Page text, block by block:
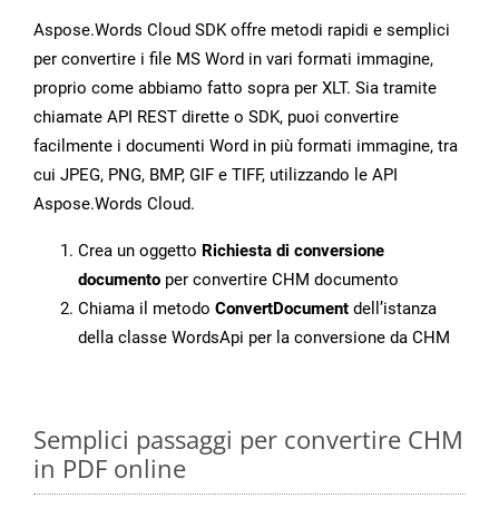
Aspose.Words Cloud SDK offre metodi rapidi e semplici
per convertire i file MS Word in vari formati immagine,
proprio come abbiamo fatto sopra per XLT. Sia tramite
chiamate API REST dirette o SDK, puoi convertire
facilmente i documenti Word in più formati immagine, tra
cui JPEG, PNG, BMP, GIF e TIFF, utilizzando le API
Aspose.Words Cloud.
Crea un oggetto Richiesta di conversione
documento per convertire CHM documento
Chiama il metodo ConvertDocument dell’istanza
della classe WordsApi per la conversione da CHM
Semplici passaggi per convertire CHM
in PDF online